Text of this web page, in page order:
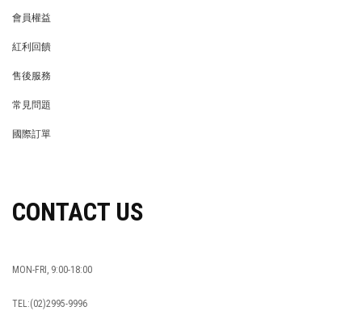
會員權益
紅利回饋
售後服務
常見問題
國際訂單
CONTACT US
MON-FRI, 9:00-18:00
TEL:(02)2995-9996